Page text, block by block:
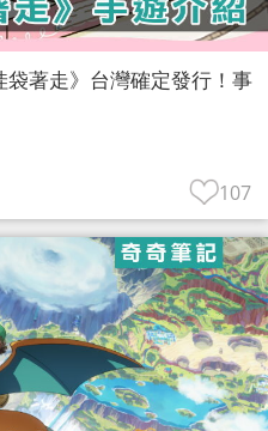
袋著走》台灣確定發行！事
107